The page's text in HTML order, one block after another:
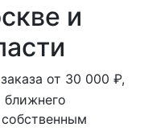
и
от 30 000 ₽,